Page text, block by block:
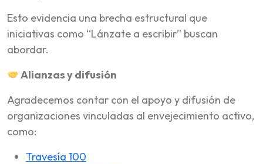
Esto evidencia una brecha estructural que
iniciativas como “Lánzate a escribir” buscan
abordar.
Alianzas y difusión
Agradecemos contar con el apoyo y difusión de
organizaciones vinculadas al envejecimiento activo,
como:
Travesía 100